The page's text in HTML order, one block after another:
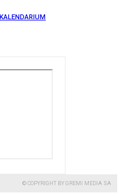
KALENDARIUM
© COPYRIGHT BY GREMI MEDIA SA